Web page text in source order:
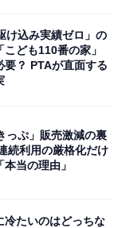
け込み実績ゼロ」の
ども110番の家」
要？ PTAが直面する
っぷ」販売激減の裏
続利用の厳格化だけ
当の理由」
冷たいのはどっちな